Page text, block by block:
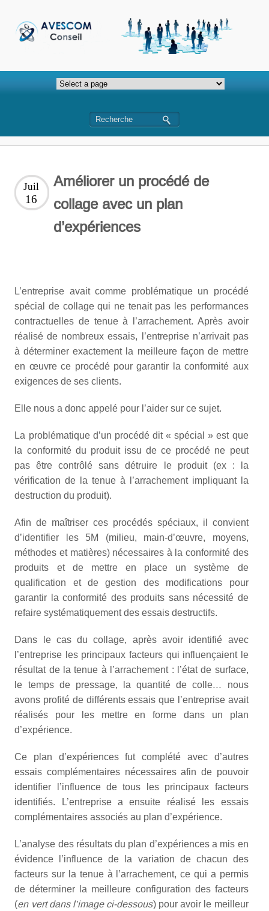
Améliorer un procédé de
collage avec un plan
d’expériences
Juil
16
L’entreprise avait comme problématique un procédé
spécial de collage qui ne tenait pas les performances
contractuelles de tenue à l’arrachement. Après avoir
réalisé de nombreux essais, l’entreprise n’arrivait pas
à déterminer exactement la meilleure façon de mettre
en œuvre ce procédé pour garantir la conformité aux
exigences de ses clients.
Elle nous a donc appelé pour l’aider sur ce sujet.
La problématique d’un procédé dit « spécial » est que
la conformité du produit issu de ce procédé ne peut
pas être contrôlé sans détruire le produit (ex : la
vérification de la tenue à l’arrachement impliquant la
destruction du produit).
Afin de maîtriser ces procédés spéciaux, il convient
d’identifier les 5M (milieu, main-d’œuvre, moyens,
méthodes et matières) nécessaires à la conformité des
produits et de mettre en place un système de
qualification et de gestion des modifications pour
garantir la conformité des produits sans nécessité de
refaire systématiquement des essais destructifs.
Dans le cas du collage, après avoir identifié avec
l’entreprise les principaux facteurs qui influençaient le
résultat de la tenue à l’arrachement : l’état de surface,
le temps de pressage, la quantité de colle… nous
avons profité de différents essais que l’entreprise avait
réalisés pour les mettre en forme dans un plan
d’expérience.
Ce plan d’expériences fut complété avec d’autres
essais complémentaires nécessaires afin de pouvoir
identifier l’influence de tous les principaux facteurs
identifiés. L’entreprise a ensuite réalisé les essais
complémentaires associés au plan d’expérience.
L’analyse des résultats du plan d’expériences a mis en
évidence l’influence de la variation de chacun des
facteurs sur la tenue à l’arrachement, ce qui a permis
de déterminer la meilleure configuration des facteurs
(en vert dans l’image ci-dessous) pour avoir le meilleur